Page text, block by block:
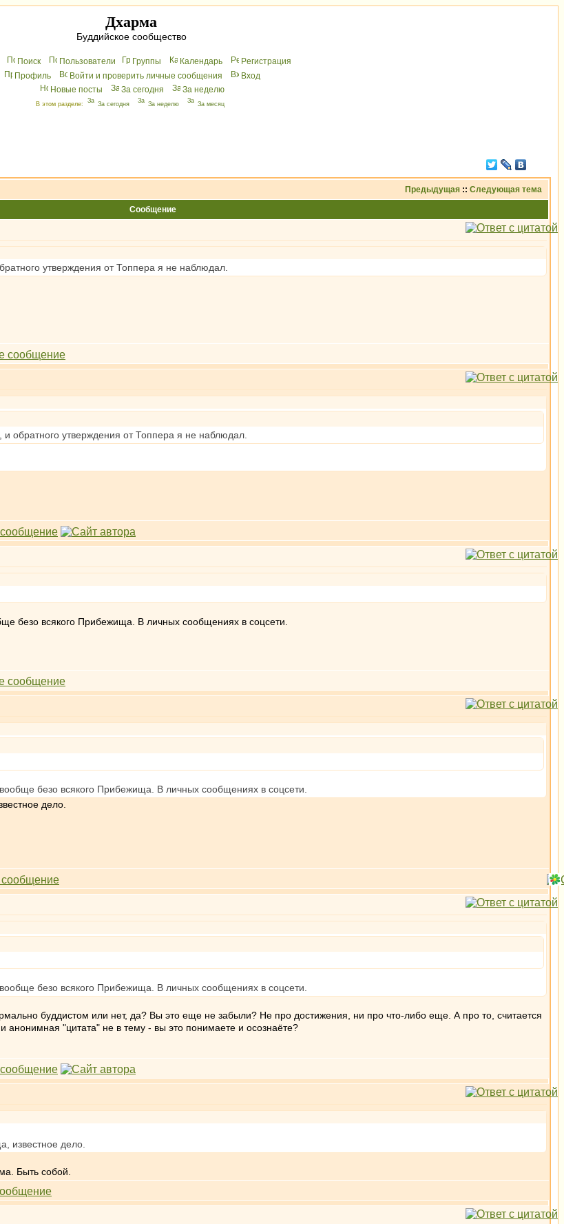
Дхарма
Буддийское сообщество
Поиск Пользователи Группы Календарь
Peгиcтрaция
Профиль
Войти и проверить личные сообщения
Вхoд
Новые посты
За сегодня За неделю
В этом разделе: За сегодня За неделю За месяц
Предыдущая :: Следующая тема
Сообщение
утверждения от Топпера я не наблюдал.
и обратного утверждения от Топпера я не наблюдал.
безо всякого Прибежища. В личных сообщениях в соцсети.
безо всякого Прибежища. В личных сообщениях в соцсети.
дело.
безо всякого Прибежища. В личных сообщениях в соцсети.
буддистом или нет, да? Вы это еще не забыли? Не про достижения, ни про что-либо еще. А про то, считается
анонимная "цитата" не в тему - вы это понимаете и осознаёте?
известное дело.
Быть собой.